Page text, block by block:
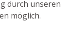
durch unseren
möglich.